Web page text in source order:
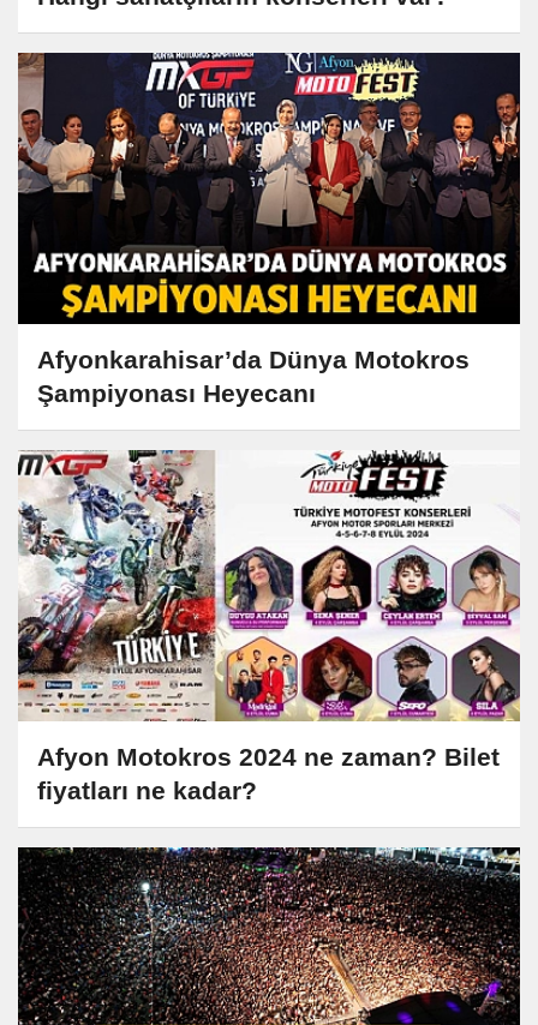
Afyonkarahisar’da Dünya Motokros
Şampiyonası Heyecanı
Afyon Motokros 2024 ne zaman? Bilet
fiyatları ne kadar?